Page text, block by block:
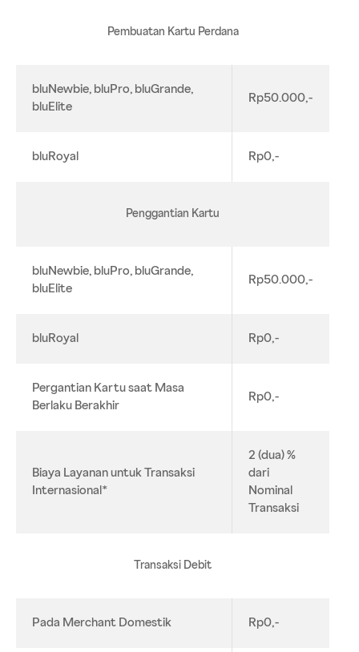
Pembuatan Kartu Perdana
bluNewbie, bluPro, bluGrande,
bluElite
Rp50.000,-
bluRoyal Rp0,-
Penggantian Kartu
bluNewbie, bluPro, bluGrande,
bluElite
Rp50.000,-
bluRoyal Rp0,-
Pergantian Kartu saat Masa
Berlaku Berakhir
Rp0,-
Biaya Layanan untuk Transaksi
Internasional*
2 (dua) %
dari
Nominal
Transaksi
Transaksi Debit
Pada Merchant Domestik Rp0,-